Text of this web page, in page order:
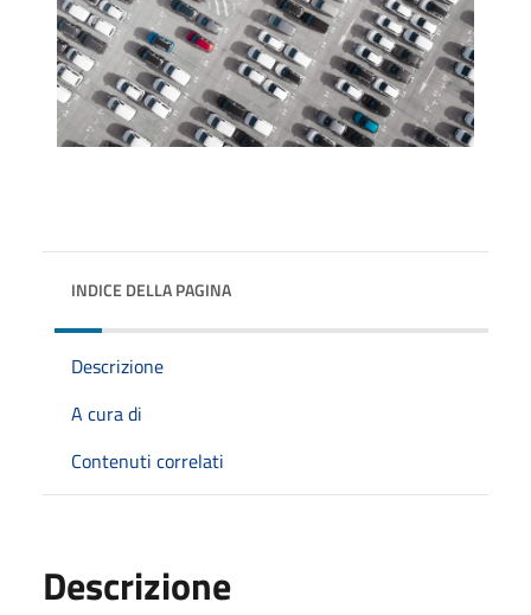
INDICE DELLA PAGINA
Descrizione
A cura di
Contenuti correlati
Descrizione